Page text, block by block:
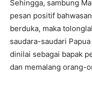
Sehingga, sambung
pesan positif
berduka, maka
saudara-saudari
dinilai sebagai bapak
dan memalang orang-